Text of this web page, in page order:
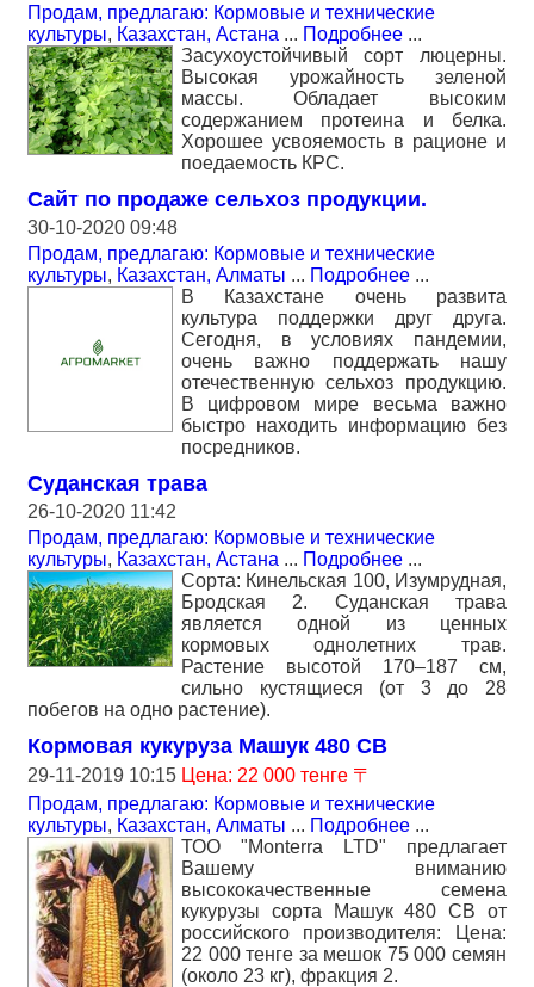
Продам, предлагаю: Кормовые и технические
культуры, Казахстан, Астана ... Подробнее ...
Засухоустойчивый сорт люцерны.
Высокая урожайность зеленой
массы. Обладает высоким
содержанием протеина и белка.
Хорошее усвояемость в рационе и
поедаемость КРС.
Сайт по продаже сельхоз продукции.
30-10-2020 09:48
Продам, предлагаю: Кормовые и технические
культуры, Казахстан, Алматы ... Подробнее ...
В Казахстане очень развита
культура поддержки друг друга.
Сегодня, в условиях пандемии,
очень важно поддержать нашу
отечественную сельхоз продукцию.
В цифровом мире весьма важно
быстро находить информацию без
посредников.
Суданская трава
26-10-2020 11:42
Продам, предлагаю: Кормовые и технические
культуры, Казахстан, Астана ... Подробнее ...
Сорта: Кинельская 100, Изумрудная,
Бродская 2. Суданская трава
является одной из ценных
кормовых однолетних трав.
Растение высотой 170–187 см,
сильно кустящиеся (от 3 до 28
побегов на одно растение).
Кормовая кукуруза Машук 480 СВ
29-11-2019 10:15 Цена: 22 000 тенге 〒
Продам, предлагаю: Кормовые и технические
культуры, Казахстан, Алматы ... Подробнее ...
ТОО "Monterra LTD" предлагает
Вашему вниманию
высококачественные семена
кукурузы сорта Машук 480 СВ от
российского производителя: Цена:
22 000 тенге за мешок 75 000 семян
(около 23 кг), фракция 2.